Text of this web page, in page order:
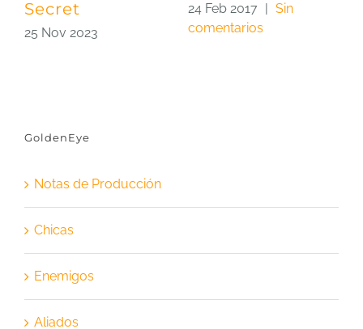
Secret
25 Nov 2023
24 Feb 2017
Sin
comentarios
GoldenEye
Notas de Producción
Chicas
Enemigos
Aliados